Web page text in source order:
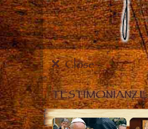
Close
TESTIMONIANZE